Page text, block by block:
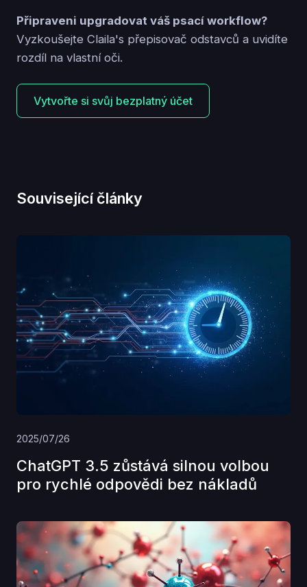
Připraveni upgradovat váš psací workflow?
Vyzkoušejte Claila's přepisovač odstavců a uvidíte
rozdíl na vlastní oči.
Vytvořte si svůj bezplatný účet
Související články
2025/07/26
ChatGPT 3.5 zůstává silnou volbou
pro rychlé odpovědi bez nákladů